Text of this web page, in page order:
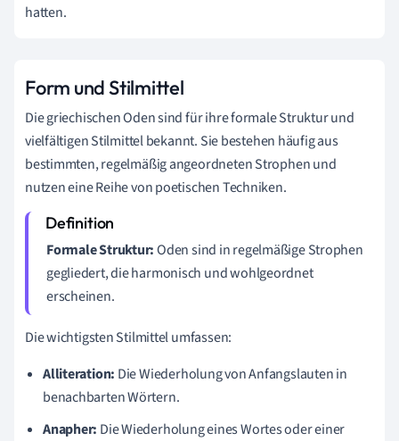
hatten.
Form und Stilmittel
Die griechischen Oden sind für ihre formale Struktur und
vielfältigen Stilmittel bekannt. Sie bestehen häufig aus
bestimmten, regelmäßig angeordneten Strophen und
nutzen eine Reihe von poetischen Techniken.
Formale Struktur:Oden sind in regelmäßige Strophen
gegliedert, die harmonisch und wohlgeordnet
erscheinen.
Die wichtigsten Stilmittel umfassen:
Alliteration: Die Wiederholung von Anfangslauten in
benachbarten Wörtern.
Anapher: Die Wiederholung eines Wortes oder einer